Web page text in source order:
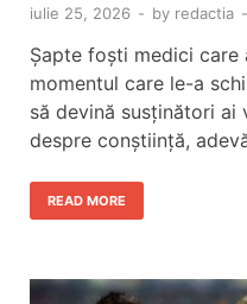
iulie 25, 2026 - by redactia -
Șapte foști medici
momentul care le-a
să devină susținători
despre conștiință,
READ MORE